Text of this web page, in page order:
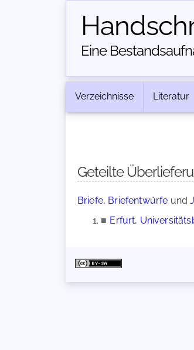
Eine
Verzeichnisse Literatur
Geteilte
Briefe, Briefentwürfe und
■ Erfurt,